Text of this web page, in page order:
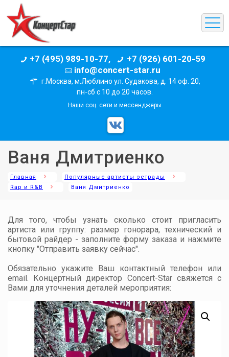
+7 (495) 989-10-77,
+7 (926) 601-20-59
info@concert-star.ru
г.Москва, м.Люблино ул. Судакова, д. 14 оф. 20,
пн-сб с 10 до 20 часов.
Наши соц. сети и мессенджеры
Ваня Дмитриенко
Главная
Популярные артисты эстрады
Rap и R&B
Ваня Дмитриенко
Для того, чтобы узнать сколько стоит пригласить
артиста или группу: размер гонорара, технический и
бытовой райдер - заполните форму заказа и нажмите
кнопку "Отправить заявку сейчас".
Обязательно укажите Ваш контактный телефон или
email. Концертный директор Concert-Star свяжется с
Вами для уточнения деталей мероприятия: